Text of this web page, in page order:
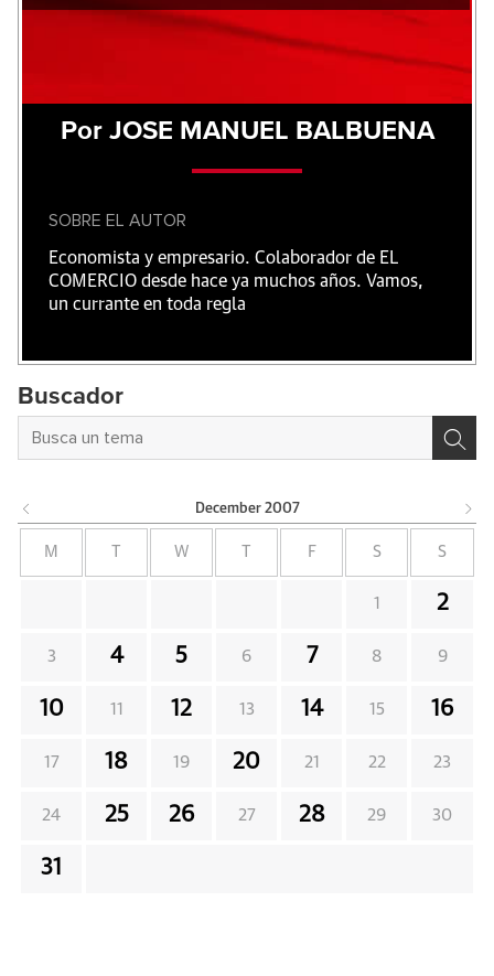
Por JOSE MANUEL BALBUENA
SOBRE EL AUTOR
Economista y empresario. Colaborador de EL
COMERCIO desde hace ya muchos años. Vamos,
un currante en toda regla
Buscador
December 2007
M W F S S
1 2
3 4 5 6 7 8 9
10 11 12 13 14 15 16
17 18 19 20 21 22 23
24 25 26 27 28 29 30
31